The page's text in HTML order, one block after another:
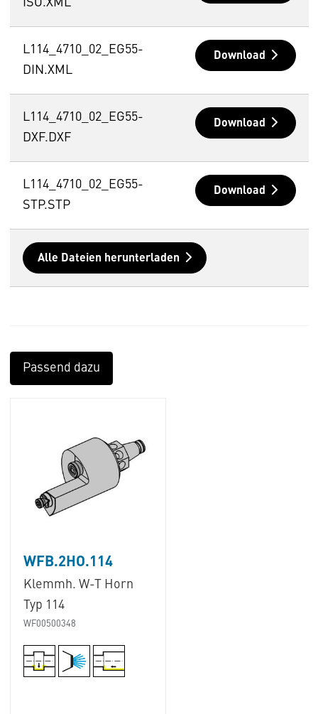
ISO.XML
L114_4710_02_EG55-
DIN.XML
Download
L114_4710_02_EG55-
DXF.DXF
Download
L114_4710_02_EG55-
STP.STP
Download
Alle Dateien herunterladen
Passend dazu
WFB.2HO.114
Klemmh. W-T Horn
Typ 114
WF00500348